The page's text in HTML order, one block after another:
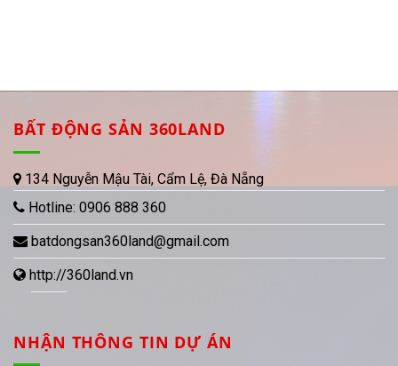
BẤT ĐỘNG SẢN 360LAND
134 Nguyễn Mậu Tài, Cẩm Lệ, Đà Nẵng
Hotline: 0906 888 360
batdongsan360land@gmail.com
http://360land.vn
NHẬN THÔNG TIN DỰ ÁN